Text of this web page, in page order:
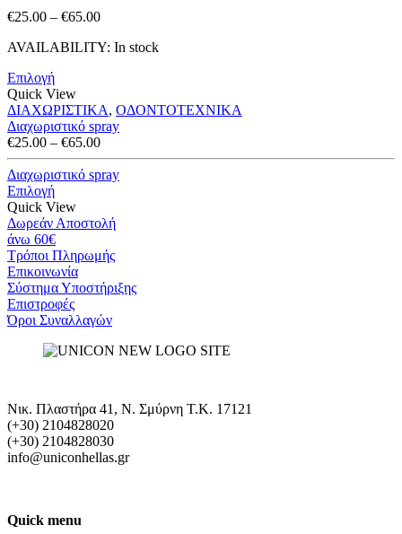
€25.00 – €65.00Price
€25.00
AVAILABILITY: In stock
Επιλογή
Quick View
ΔΙΑΧΩΡΙΣΤΙΚΑ, ΟΔΟΝΤΟΤΕΧΝΙΚΑ
Διαχωριστικό spray
€25.00 – €65.00Price
range:
€25.00
Διαχωριστικό spray
Επιλογή
Quick View
Δωρεάν Αποστολή
άνω 60€
Τρόποι Πληρωμής
Eπικοινωνία
Σύστημα Υποστήριξης
Επιστροφές
Όροι Συναλλαγών
Νικ. Πλαστήρα 41, Ν. Σμύρνη T.K. 17121
(+30) 2104828020
(+30) 2104828030
info@uniconhellas.gr
Quick menu